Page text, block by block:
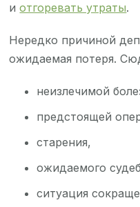
иотгоревать утраты.
Нередко причиной
ожидаемая потеря.
неизлечимой
предстоящей
старения,
ожидаемого
ситуация